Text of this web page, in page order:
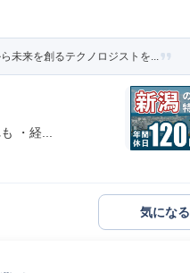
未来を創るテクノロジストを...
・経...
気になる